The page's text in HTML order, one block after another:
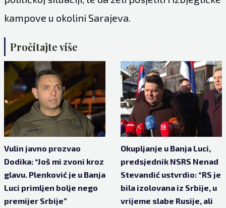
kampove u okolini Sarajeva.
Pročitajte više
Vulin javno prozvao
Dodika: “Još mi zvoni kroz
glavu. Plenković je u Banja
Luci primljen bolje nego
premijer Srbije”
Okupljanje u Banja Luci,
predsjednik NSRS Nenad
Stevandić ustvrdio: “RS je
bila izolovana iz Srbije, u
vrijeme slabe Rusije, ali